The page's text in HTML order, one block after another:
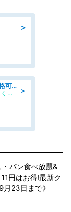
＞
＞
「残業ほぼなし」調理スタッフ/無資格可/正職員/日勤のみ/デイサービス/社会保障完備
株式会社湯ざくら/デイサービス 湯ざくらケアリゾート
・パン食べ放題&
円はお得!最新ク
23日まで》